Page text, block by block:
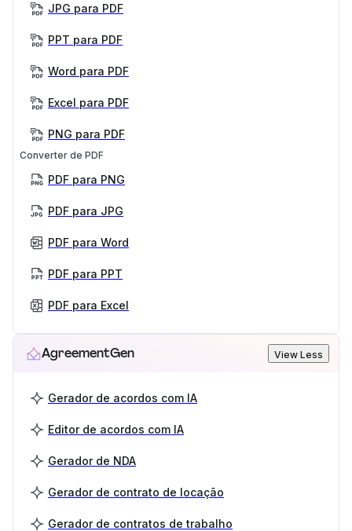
JPG para PDF
PPT para PDF
Word para PDF
Excel para PDF
PNG para PDF
Converter de PDF
PDF para PNG
PDF para JPG
PDF para Word
PDF para PPT
PDF para Excel
AgreementGen View Less
Gerador de acordos com IA
Editor de acordos com IA
Gerador de NDA
Gerador de contrato de locação
Gerador de contratos de trabalho